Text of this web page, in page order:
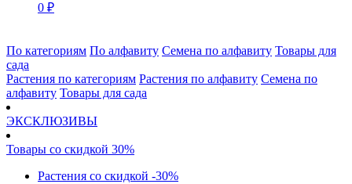
0 ₽
По категориям По алфавиту Семена по алфавиту Товары для
сада
Растения по категориям Растения по алфавиту Семена по
алфавиту Товары для сада
ЭКСКЛЮЗИВЫ
Товары со скидкой 30%
Растения со скидкой -30%